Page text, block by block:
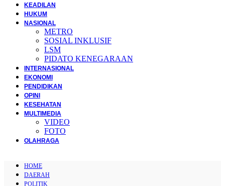
KEADILAN
HUKUM
NASIONAL
METRO
SOSIAL INKLUSIF
LSM
PIDATO KENEGARAAN
INTERNASIONAL
EKONOMI
PENDIDIKAN
OPINI
KESEHATAN
MULTIMEDIA
VIDEO
FOTO
OLAHRAGA
HOME
DAERAH
POLITIK